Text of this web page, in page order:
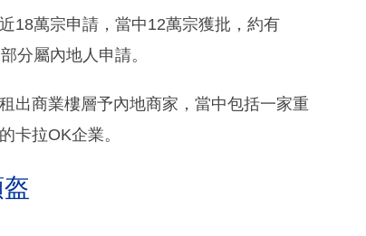
18萬宗申請，當中12萬宗獲批，約有
分屬內地人申請。
出商業樓層予內地商家，當中包括一家重
卡拉OK企業。